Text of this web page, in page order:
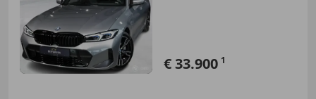
€ 33.900 1